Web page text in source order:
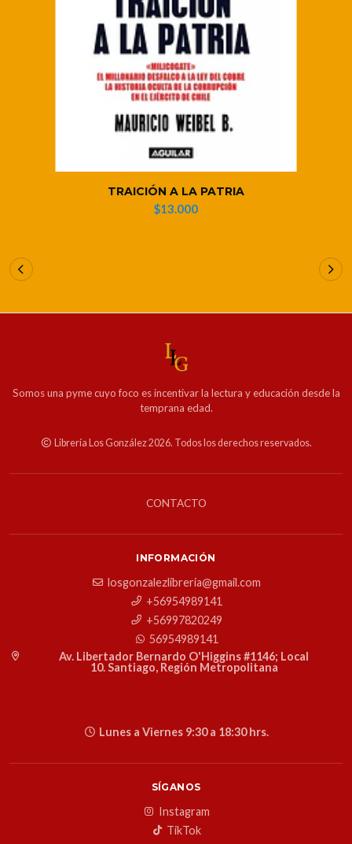
TRAICIÓN A LA PATRIA
$13.000
Somos una pyme cuyo foco es incentivar la lectura y educación desde la
temprana edad.
Librería Los González 2026. Todos los derechos reservados.
CONTACTO
INFORMACIÓN
losgonzalezlibreria@gmail.com
+56954989141
+56997820249
56954989141
Av. Libertador Bernardo O'Higgins #1146; Local
10. Santiago, Región Metropolitana
Lunes a Viernes 9:30 a 18:30 hrs.
SÍGANOS
Instagram
TikTok